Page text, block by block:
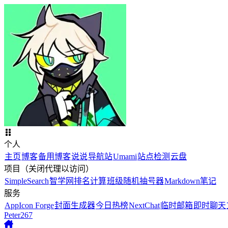
个人
主页博客备用博客说说导航站Umami站点检测 云盘
项目（关闭代理以访问）
SimpleSearch智学网排名计算班级随机抽号器Markdown笔记
服务
AppIcon Forge封面生成器今日热榜NextChat 临时邮箱 即时聊天
Peter267